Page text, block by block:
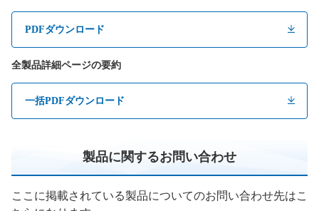
PDFダウンロード
全製品詳細ページの要約
一括PDFダウンロード
製品に関するお問い合わせ
ここに掲載されている製品についてのお問い合わせ先はこ